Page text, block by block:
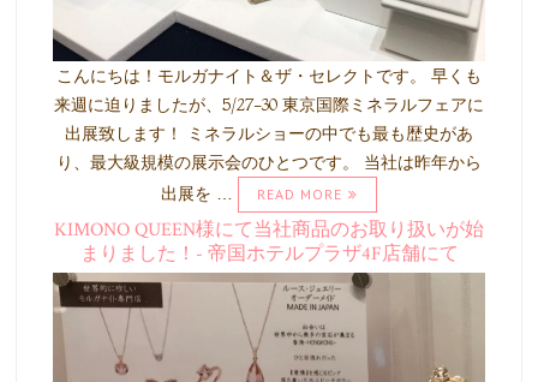
こんにちは！モルガナイト＆ザ・セレクトです。 早くも
来週に迫りましたが、5/27-30 東京国際ミネラルフェアに
出展致します！ ミネラルショーの中でも最も歴史があ
り、最大級規模の展示会のひとつです。 当社は昨年から
出展を …
READ MORE
KIMONO QUEEN様にて当社商品のお取り扱いが始
まりました！- 帝国ホテルプラザ4F店舗にて